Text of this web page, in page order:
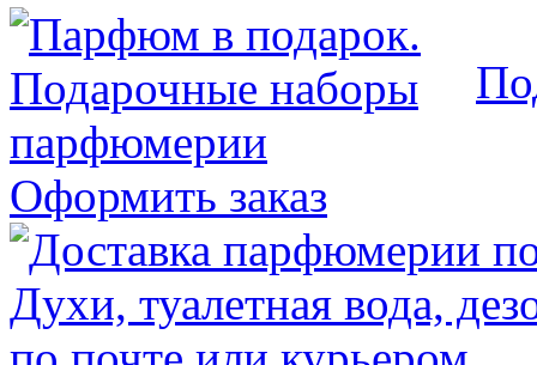
Оформить заказ